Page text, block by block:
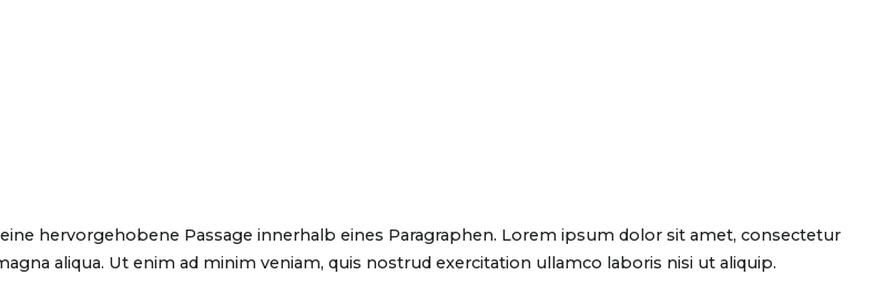
hervorgehobene Passage innerhalb eines Paragraphen. Lorem ipsum dolor sit amet, consectetur
aliqua. Ut enim ad minim veniam, quis nostrud exercitation ullamco laboris nisi ut aliquip.